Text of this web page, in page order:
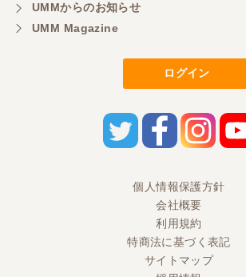
UMMからのお知らせ
UMM Magazine
ログイン
個人情報保護方針
会社概要
利用規約
特商法に基づく表記
サイトマップ